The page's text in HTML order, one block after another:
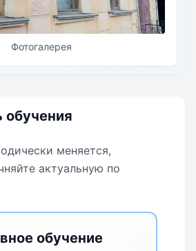
Фотогалерея
обучения
меняется,
актуальную по
обучение